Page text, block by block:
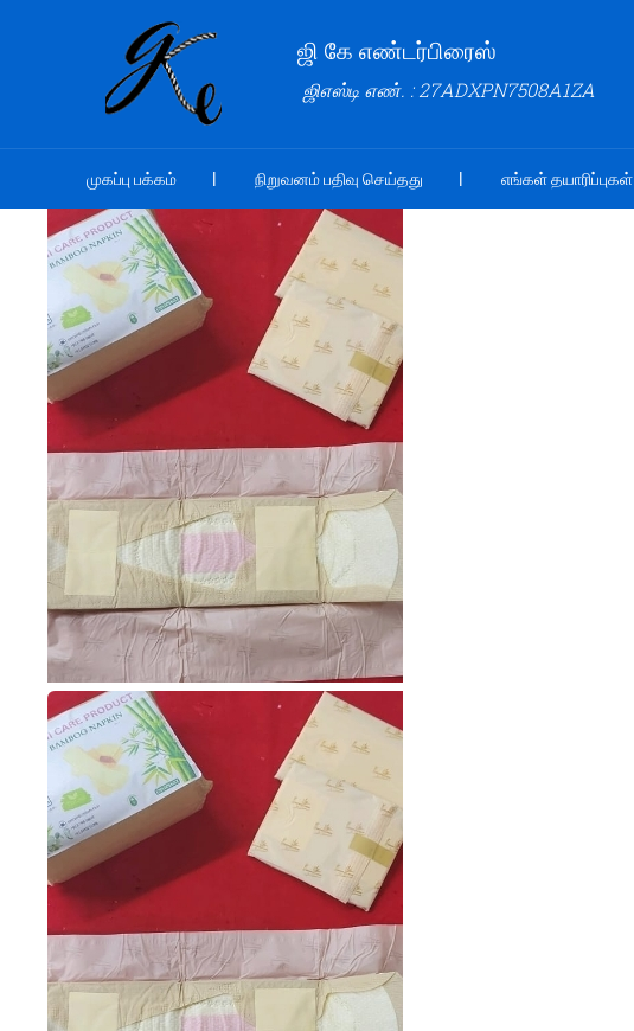
ஜி கே எண்டர்பிரைஸ்
ஜிஎஸ்டி எண். : 27ADXPN7508A1ZA
முகப்பு பக்கம் நிறுவனம் பதிவு செய்தது எங்கள் தயாரிப்புகள்